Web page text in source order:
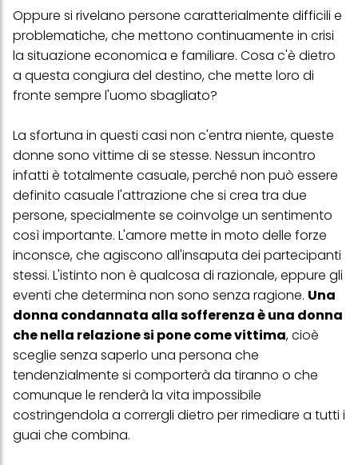
Oppure si rivelano persone caratterialmente difficili e
problematiche, che mettono continuamente in crisi
la situazione economica e familiare. Cosa c'è dietro
a questa congiura del destino, che mette loro di
fronte sempre l'uomo sbagliato?
La sfortuna in questi casi non c'entra niente, queste
donne sono vittime di se stesse. Nessun incontro
infatti è totalmente casuale, perché non può essere
definito casuale l'attrazione che si crea tra due
persone, specialmente se coinvolge un sentimento
così importante. L'amore mette in moto delle forze
inconsce, che agiscono all'insaputa dei partecipanti
stessi. L'istinto non è qualcosa di razionale, eppure gli
eventi che determina non sono senza ragione. Una
donna condannata alla sofferenza è una donna
che nella relazione si pone come vittima, cioè
sceglie senza saperlo una persona che
tendenzialmente si comporterà da tiranno o che
comunque le renderà la vita impossibile
costringendola a corrergli dietro per rimediare a tutti i
guai che combina.